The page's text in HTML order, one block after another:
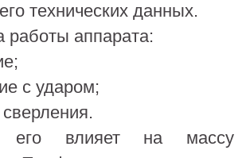
технических данных.
работы аппарата:
с ударом;
его влияет на массу